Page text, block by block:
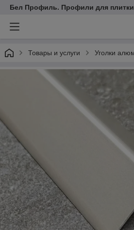
Бел Профиль. Профили для плитки
Товары и услуги Уголки